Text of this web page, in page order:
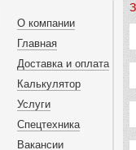
О компании
Главная
Доставка и оплата
Калькулятор
Услуги
Спецтехника
Вакансии